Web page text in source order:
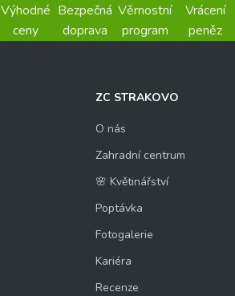
Výhodné
ceny
Bezpečná
doprava
Věrnostní
program
Vrácení
peněz
ZC STRAKOVO
O nás
Zahradní centrum
🌸 Květinářství
Poptávka
Fotogalerie
Kariéra
Recenze